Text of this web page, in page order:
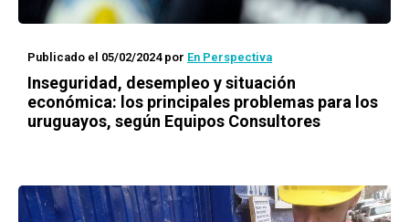
Publicado el 05/02/2024por En Perspectiva
Inseguridad, desempleo y situación
económica: los principales problemas para los
uruguayos, según Equipos Consultores